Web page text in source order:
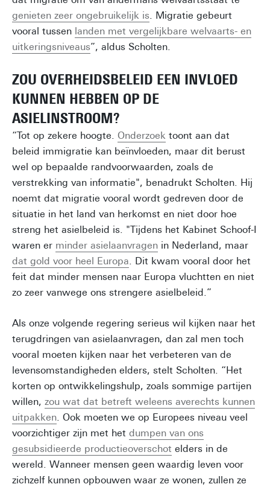
genieten zeer ongebruikelijk is. Migratie gebeurt
vooral tussen landen met vergelijkbare welvaarts- en
uitkeringsniveaus”, aldus Scholten.
ZOU OVERHEIDSBELEID EEN INVLOED
KUNNEN HEBBEN OP DE
ASIELINSTROOM?
“Tot op zekere hoogte. Onderzoek toont aan dat
beleid immigratie kan beïnvloeden, maar dit berust
wel op bepaalde randvoorwaarden, zoals de
verstrekking van informatie", benadrukt Scholten. Hij
noemt dat migratie vooral wordt gedreven door de
situatie in het land van herkomst en niet door hoe
streng het asielbeleid is. "Tijdens het Kabinet Schoof-I
waren er minder asielaanvragen in Nederland, maar
dat gold voor heel Europa. Dit kwam vooral door het
feit dat minder mensen naar Europa vluchtten en niet
zo zeer vanwege ons strengere asielbeleid.”
Als onze volgende regering serieus wil kijken naar het
terugdringen van asielaanvragen, dan zal men toch
vooral moeten kijken naar het verbeteren van de
levensomstandigheden elders, stelt Scholten. “Het
korten op ontwikkelingshulp, zoals sommige partijen
willen, zou wat dat betreft weleens averechts kunnen
uitpakken. Ook moeten we op Europees niveau veel
voorzichtiger zijn met het dumpen van ons
gesubsidieerde productieoverschot elders in de
wereld. Wanneer mensen geen waardig leven voor
zichzelf kunnen opbouwen waar ze wonen, zullen ze